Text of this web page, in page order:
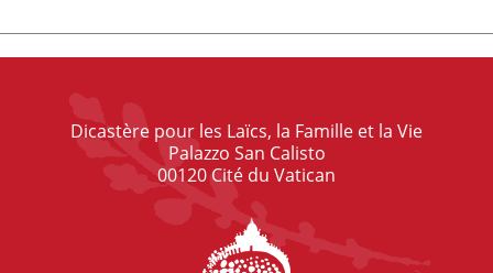
Dicastère pour les Laïcs, la Famille et la Vie
Palazzo San Calisto
00120 Cité du Vatican